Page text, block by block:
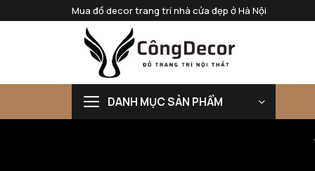
Mua đồ decor trang trí nhà cửa đẹp ở Hà Nội
DANH MỤC SẢN PHẨM